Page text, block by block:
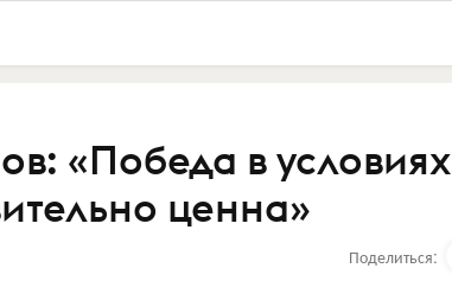
«Победа в условиях
ценна»
Поделиться: